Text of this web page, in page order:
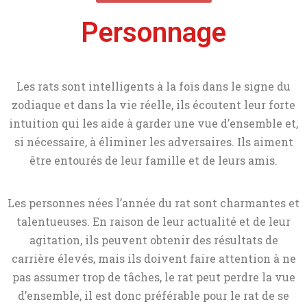
Personnage
Les rats sont intelligents à la fois dans le signe du
zodiaque et dans la vie réelle, ils écoutent leur forte
intuition qui les aide à garder une vue d’ensemble et,
si nécessaire, à éliminer les adversaires. Ils aiment
être entourés de leur famille et de leurs amis.
Les personnes nées l’année du rat sont charmantes et
talentueuses. En raison de leur actualité et de leur
agitation, ils peuvent obtenir des résultats de
carrière élevés, mais ils doivent faire attention à ne
pas assumer trop de tâches, le rat peut perdre la vue
d’ensemble, il est donc préférable pour le rat de se